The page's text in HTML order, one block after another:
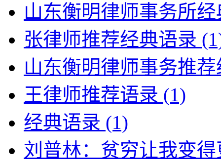
山东衡明律师事务所
张律师推荐经典语录
山东衡明律师事务推
王律师推荐语录 (1)
经典语录 (1)
刘普林：贫穷让我变